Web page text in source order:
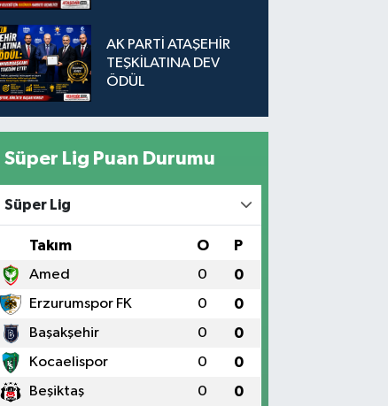
Güvenlik Sorunudur"
AK PARTİ ATAŞEHİR
TEŞKİLATINA DEV
ÖDÜL
Süper Lig Puan Durumu
Süper Lig
Takım O P
Amed 0 0
Erzurumspor FK 0 0
Başakşehir 0 0
Kocaelispor 0 0
Beşiktaş 0 0